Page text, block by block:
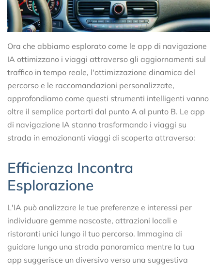
Ora che abbiamo esplorato come le app di navigazione
IA ottimizzano i viaggi attraverso gli aggiornamenti sul
traffico in tempo reale, l'ottimizzazione dinamica del
percorso e le raccomandazioni personalizzate,
approfondiamo come questi strumenti intelligenti vanno
oltre il semplice portarti dal punto A al punto B. Le app
di navigazione IA stanno trasformando i viaggi su
strada in emozionanti viaggi di scoperta attraverso:
Efficienza Incontra
Esplorazione
L'IA può analizzare le tue preferenze e interessi per
individuare gemme nascoste, attrazioni locali e
ristoranti unici lungo il tuo percorso. Immagina di
guidare lungo una strada panoramica mentre la tua
app suggerisce un diversivo verso una suggestiva